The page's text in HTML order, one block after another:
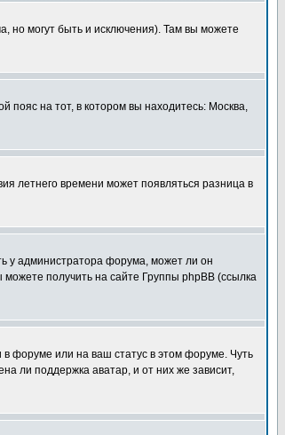
но могут быть и исключения). Там вы можете
пояс на тот, в котором вы находитесь: Москва,
летнего времени может появляться разница в
у администратора форума, может ли он
получить на сайте Группы phpBB (ссылка
в форуме или на ваш статус в этом форуме. Чуть
ли поддержка аватар, и от них же зависит,